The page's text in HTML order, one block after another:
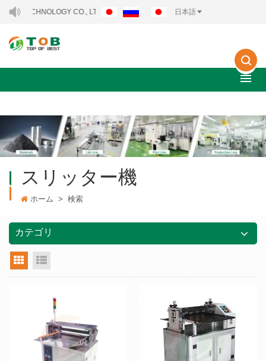
CO., LTD.. 日本語
スリッター機
ホーム > 検索
カテゴリ
グリッドビュー